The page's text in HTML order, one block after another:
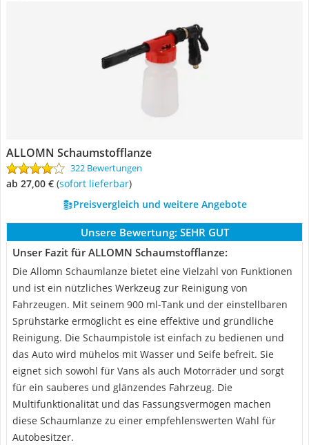
ALLOMN Schaumstofflanze
322 Bewertungen
ab 27,00 € ( Sofort lieferbar)
Preisvergleich und weitere Angebote
Unsere Bewertung: SEHR GUT
Unser Fazit für ALLOMN Schaumstofflanze:
Die Allomn Schaumlanze bietet eine Vielzahl von Funktionen
und ist ein nützliches Werkzeug zur Reinigung von
Fahrzeugen. Mit seinem 900 ml-Tank und der einstellbaren
Sprühstärke ermöglicht es eine effektive und gründliche
Reinigung. Die Schaumpistole ist einfach zu bedienen und
das Auto wird mühelos mit Wasser und Seife befreit. Sie
eignet sich sowohl für Vans als auch Motorräder und sorgt
für ein sauberes und glänzendes Fahrzeug. Die
Multifunktionalität und das Fassungsvermögen machen
diese Schaumlanze zu einer empfehlenswerten Wahl für
Autobesitzer.